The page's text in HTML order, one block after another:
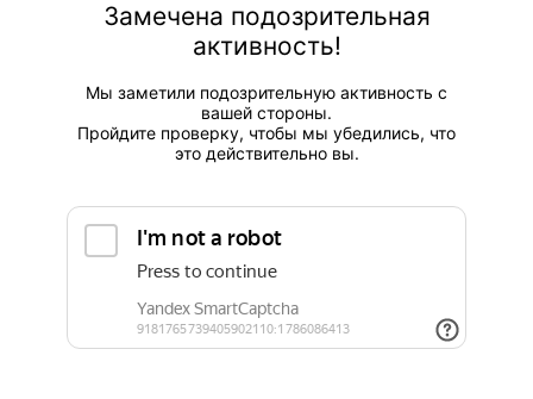
Замечена подозрительная
активность!
Мы заметили подозрительную активность с
вашей стороны.
Пройдите проверку, чтобы мы убедились, что
это действительно вы.